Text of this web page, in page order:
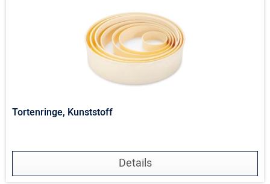
Tortenringe, Kunststoff
Details